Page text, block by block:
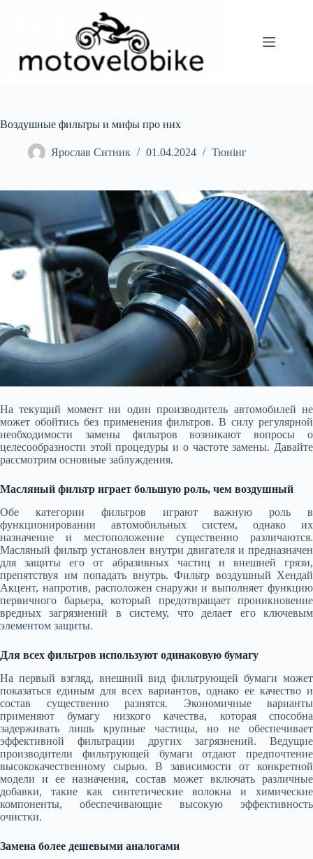
Воздушные фильтры и мифы про них
Ярослав Ситник 01.04.2024 Тюнінг
На текущий момент ни один производитель автомобилей не
может обойтись без применения фильтров. В силу регулярной
необходимости замены фильтров возникают вопросы о
целесообразности этой процедуры и о частоте замены. Давайте
рассмотрим основные заблуждения.
Масляный фильтр играет большую роль, чем воздушный
Обе категории фильтров играют важную роль в
функционировании автомобильных систем, однако их
назначение и местоположение существенно различаются.
Масляный фильтр установлен внутри двигателя и предназначен
для защиты его от абразивных частиц и внешней грязи,
препятствуя им попадать внутрь. Фильтр воздушный Хендай
Акцент, напротив, расположен снаружи и выполняет функцию
первичного барьера, который предотвращает проникновение
вредных загрязнений в систему, что делает его ключевым
элементом защиты.
Для всех фильтров используют одинаковую бумагу
На первый взгляд, внешний вид фильтрующей бумаги может
показаться единым для всех вариантов, однако ее качество и
состав существенно разнятся. Экономичные варианты
применяют бумагу низкого качества, которая способна
задерживать лишь крупные частицы, но не обеспечивает
эффективной фильтрации других загрязнений. Ведущие
производители фильтрующей бумаги отдают предпочтение
высококачественному сырью. В зависимости от конкретной
модели и ее назначения, состав может включать различные
добавки, такие как синтетические волокна и химические
компоненты, обеспечивающие высокую эффективность
очистки.
Замена более дешевыми аналогами